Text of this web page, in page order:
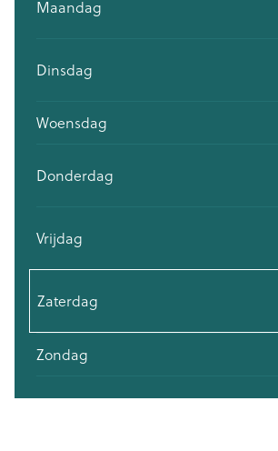
Maandag
Dinsdag
Woensdag
Donderdag
Vrijdag
Zaterdag
Zondag